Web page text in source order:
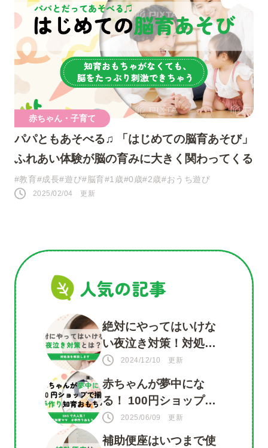
赤ちゃん・子育て
パパともあそべる♫ 「はじめての脳育あそび」
ふれあい体験が脳の育みに大きく関わってくる
#教育#成長#遊び#脳育#1歳#0歳#2歳#おうち遊び
2025/02/04 更新
人気の記事
絶対にやってはいけな
い夜泣き対策！対処法
を知って赤ちゃんもマ
マも安心
2024/12/10 更新
赤ちゃんが夢中にな
る！ 100円ショップで
揃う 手づくり知育おも
ちゃ
2025/06/09 更新
補助便座はいつまで使